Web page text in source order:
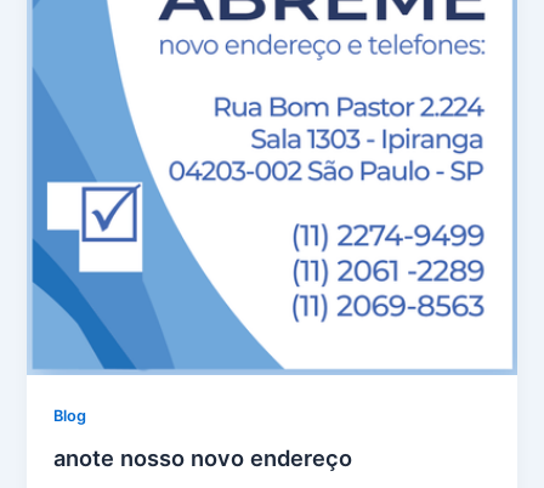
Blog
anote nosso novo endereço